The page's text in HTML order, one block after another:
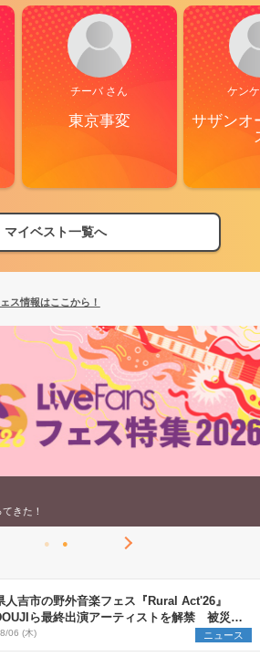
チーバ さん
東京事変
ケン
サザンオ
マイベスト一覧へ
ス情報はここから！
】2026年上半期編発表！
ス情報はここから！
】2026年上半期編発表！
！
人吉市の野外音楽フェス『Rural Act'26』
ら最終出演アーティストを解禁 被災地
ロジェクトの始動も発表
06 (木) ニュース